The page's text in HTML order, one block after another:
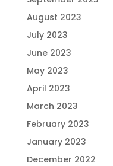
August 2023
July 2023
June 2023
May 2023
April 2023
March 2023
February 2023
January 2023
December 2022